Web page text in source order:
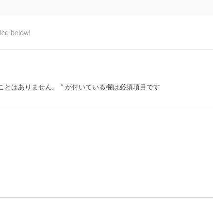
below!
はありません。 * が付いている欄は必須項目です